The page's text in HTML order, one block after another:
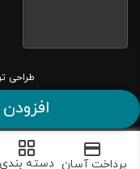
طراحی
کلیه حقوق این
پرداخت آسان دسته بندی